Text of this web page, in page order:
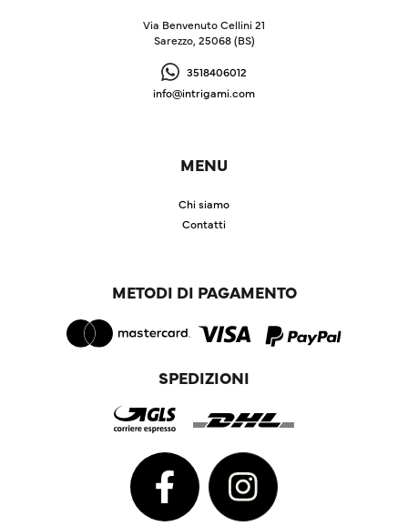
Via Benvenuto Cellini 21
Sarezzo, 25068 (BS)
3518406012
info@intrigami.com
MENU
Chi siamo
Contatti
METODI DI PAGAMENTO
SPEDIZIONI